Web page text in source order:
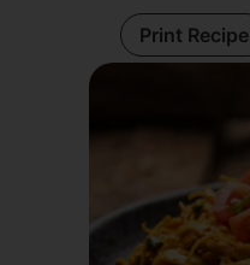
Print Recipe